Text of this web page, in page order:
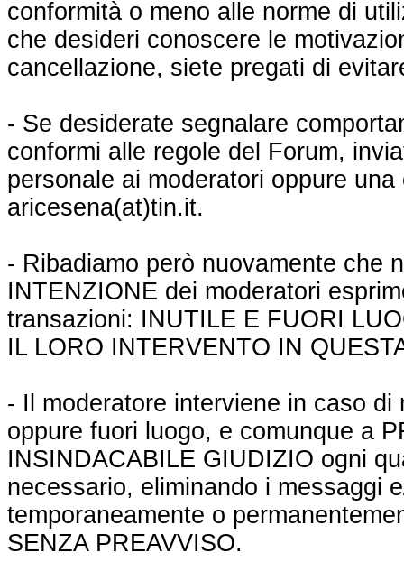
conformità o meno alle norme di
che desideri conoscere le
cancellazione, siete pregati di
- Se desiderate segnalare
conformi alle regole del Forum,
personale ai moderatori oppure
aricesena(at)tin.it.
- Ribadiamo però nuovamente che
INTENZIONE dei moderatori
transazioni: INUTILE E FUORI
IL LORO INTERVENTO IN
- Il moderatore interviene in caso
oppure fuori luogo, e comunque a
INSINDACABILE GIUDIZIO ogni
necessario, eliminando i messaggi
temporaneamente o
SENZA PREAVVISO.